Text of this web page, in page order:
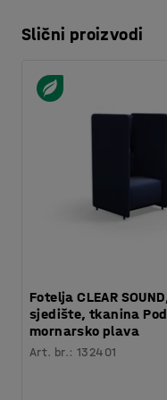
Slični proizvodi
Fotelja CLEAR
sjedište, tkanina Pod
mornarsko plava
Art. br.:132401